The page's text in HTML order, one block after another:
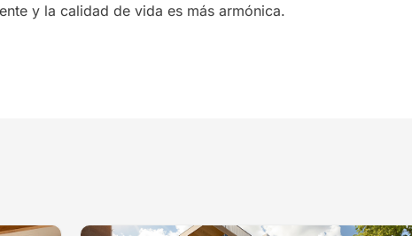
y la calidad de vida es más armónica.